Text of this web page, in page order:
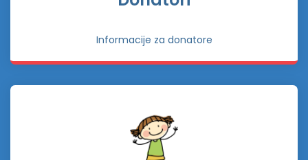
Informacije za donatore